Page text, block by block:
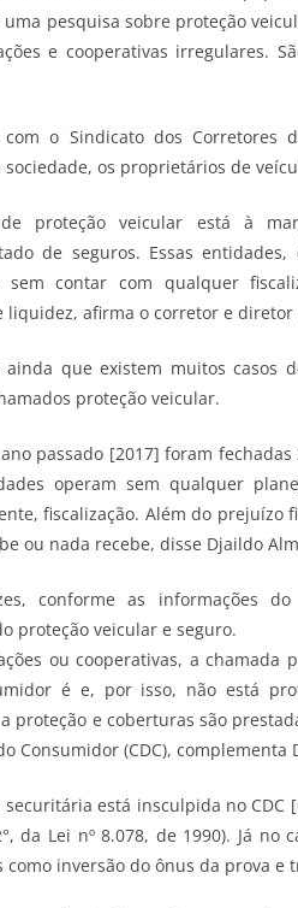
uma pesquisa sobre proteção
e cooperativas irregulares.
o Sindicato dos Corretores
os proprietários de
proteção veicular está à
de seguros. Essas
sem contar com qualquer
liquidez, afirma o corretor e
ainda que existem muitos casos
proteção veicular.
ano passado [2017] foram
operam sem qualquer
fiscalização. Além do prejuízo
ou nada recebe, disse Djaildo
conforme as informações
proteção veicular e seguro.
ou cooperativas, a
é e, por isso, não está
proteção e coberturas são
Consumidor (CDC),
está insculpida no CDC
da Lei nº 8.078, de 1990). Já
como inversão do ônus da prova